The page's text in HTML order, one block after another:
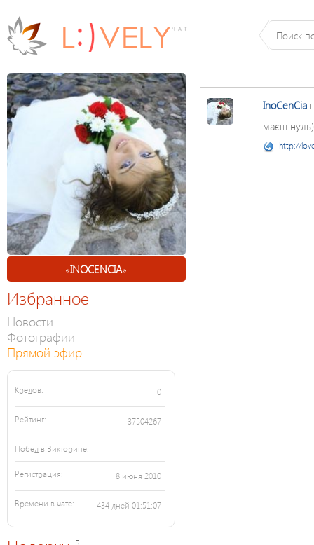
«INOCENCIA»
Избранное
Новости
Фотографии
Прямой эфир
Кредов: 0
Рейтинг: 37504267
Побед в Викторине:
Регистрация: 8 июня 2010
Времени в чате: 434 дней 01:51:07
InoCenCia
маєш нуль)
http://